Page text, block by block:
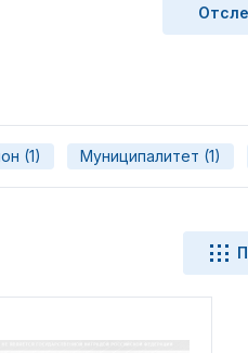
(1) Муниципалитет (1)